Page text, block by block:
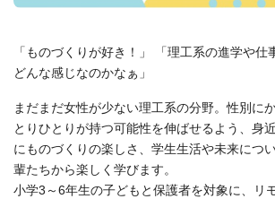
「ものづくりが好き！」 「理工系の進学や仕
どんな感じなのかなぁ」
まだまだ女性が少ない理工系の分野。性別に
とりひとりが持つ可能性を伸ばせるよう、身
にものづくりの楽しさ、学生生活や未来につ
輩たちから楽しく学びます。
小学3～6年生の子どもと保護者を対象に、リ